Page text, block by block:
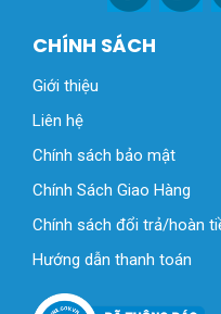
CHÍNH SÁCH
Giới thiệu
Liên hệ
Chính sách bảo mật
Chính Sách Giao Hàng
Chính sách đổi trả/hoàn
Hướng dẫn thanh toán